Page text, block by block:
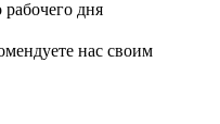
дня
нас своим